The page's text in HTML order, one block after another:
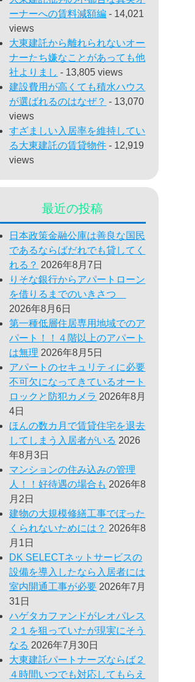
ーナーへの賃料減額編 - 14,021
views
大東建託から離れられないオー
ナーたち嫌なことがあっても他
社よりまし - 13,805 views
建設費用が高くても積水ハウス
が選ばれるのはなぜ？ - 13,070
views
すざましい入居率を維持してい
る大東建託の賃貸物件 - 12,919
views
最近の投稿
日本政策金融公庫は善良な国民
であるならばだれでも貸してく
れる？ 2026年8月7日
りそな銀行からアパートローン
を借りるまでのいきさつ
2026年8月6日
第一種低層住居専用地域でのア
パート！！４階以上のアパート
は無理 2026年8月5日
アパートのセキュリティに必要
不可欠になってきているオート
ロックと防犯カメラ 2026年8月
4日
ほんの数カ月で賃貸住宅を退去
してしまう入居者がいる 2026
年8月3日
マンションの住み込みの管理
人！！好待遇の場合も 2026年8
月2日
建物の大規模修繕工事でぼった
くられないためには？ 2026年8
月1日
DK SELECTネットサービスの
設備を導入したなら入居者には
室内開通工事が必要 2026年7月
31日
ハゲタカファンドがレオパレス
２１を狙っていたが現実にそう
なる 2026年7月30日
大東建託パートナーズならば２
４時間いつでも対応してもらえ